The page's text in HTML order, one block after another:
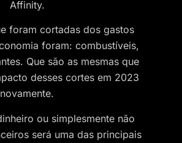
Affinity.
foram cortadas dos gastos
foram: combustíveis,
Que são as mesmas que
desses cortes em 2023
novamente.
ou simplesmente não
será uma das principais